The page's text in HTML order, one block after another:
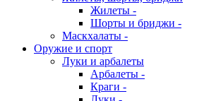
Жилеты -
Шорты и бриджи -
Маскхалаты -
Оружие и спорт
Луки и арбалеты
Арбалеты -
Краги -